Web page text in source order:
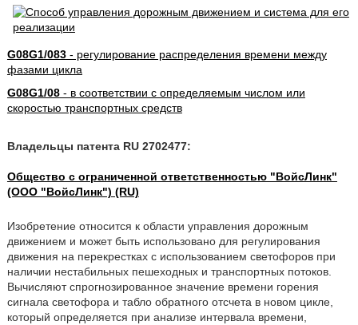
G08G1/083- регулирование распределения времени между
фазами цикла
G08G1/08- в соответствии с определяемым числом или
скоростью транспортных средств
Владельцы патента RU 2702477:
Общество с ограниченной ответственностью "ВойсЛинк"
(ООО "ВойсЛинк") (RU)
Изобретение относится к области управления дорожным
движением и может быть использовано для регулирования
движения на перекрестках с использованием светофоров при
наличии нестабильных пешеходных и транспортных потоков.
Вычисляют спрогнозированное значение времени горения
сигнала светофора и табло обратного отсчета в новом цикле,
который определяется при анализе интервала времени,